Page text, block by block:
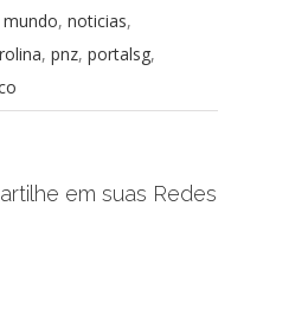
mundo,noticias,
,pnz,portalsg,
em suas Redes